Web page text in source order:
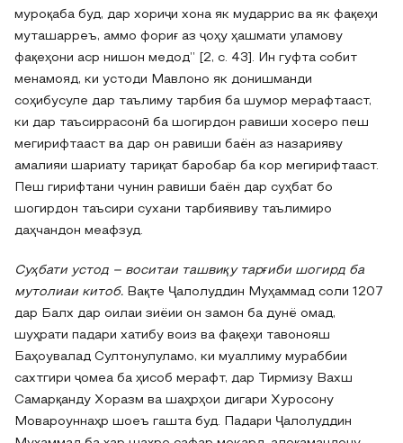
муроқаба буд, дар хориҷи хона як мударрис ва як фақеҳи
муташарреъ, аммо фориғ аз ҷоҳу ҳашмати уламову
фақеҳони аср нишон медод” [2, с. 43]. Ин гуфта собит
менамояд, ки устоди Мавлоно як донишманди
соҳибусуле дар таълиму тарбия ба шумор мерафтааст,
ки дар таъсиррасонӣ ба шогирдон равиши хосеро пеш
мегирифтааст ва дар он равиши баён аз назарияву
амалияи шариату тариқат баробар ба кор мегирифтааст.
Пеш гирифтани чунин равиши баён дар суҳбат бо
шогирдон таъсири сухани тарбиявиву таълимиро
даҳчандон меафзуд.
Суҳбати устод – воситаи ташвиқу тарғиби шогирд ба
мутолиаи китоб. Вақте Ҷалолуддин Муҳаммад соли 1207
дар Балх дар оилаи зиёии он замон ба дунё омад,
шуҳрати падари хатибу воиз ва фақеҳи тавонояш
Баҳоувалад Султонулуламо, ки муаллиму мураббии
сахтгири ҷомеа ба ҳисоб мерафт, дар Тирмизу Вахш
Самарқанду Хоразм ва шаҳрҳои дигари Хуросону
Мовароуннаҳр шоеъ гашта буд. Падари Ҷалолуддин